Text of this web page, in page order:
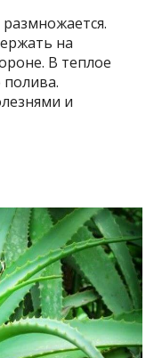
на
В теплое
полива.
и